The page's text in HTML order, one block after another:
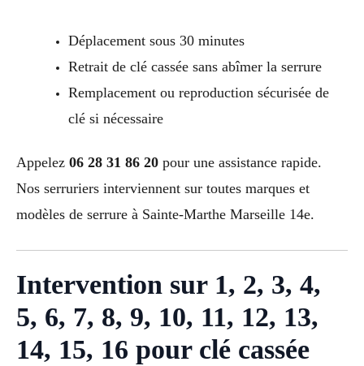
Déplacement sous 30 minutes
Retrait de clé cassée sans abîmer la serrure
Remplacement ou reproduction sécurisée de
clé si nécessaire
Appelez 06 28 31 86 20 pour une assistance rapide.
Nos serruriers interviennent sur toutes marques et
modèles de serrure à Sainte-Marthe Marseille 14e.
Intervention sur 1, 2, 3, 4,
5, 6, 7, 8, 9, 10, 11, 12, 13,
14, 15, 16 pour clé cassée